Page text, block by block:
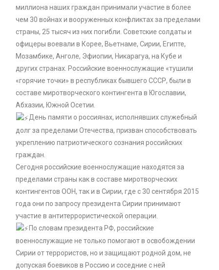
миллиона наших граждан принимали участие в более
чем 30 войнах и вооруженных конфликтах за пределами
страны, 25 тысяч из них погибли. Советские солдаты и
офицеры воевали в Корее, Вьетнаме, Сирии, Египте,
Мозамбике, Анголе, Эфиопии, Никарагуа, на Кубе и
других странах. Российские военнослужащие «тушили
«горячие точки» в республиках бывшего СССР, были в
составе миротворческого контингента в Югославии,
Абхазии, Южной Осетии.
День памяти о россиянах, исполнявших служебный
долг за пределами Отечества, призван способствовать
укреплению патриотического сознания российских
граждан.
Сегодня российские военнослужащие находятся за
пределами страны как в составе миротворческих
контингентов ООН, так и в Сирии, где с 30 сентября 2015
года они по запросу президента Сирии принимают
участие в антитеррористической операции.
По словам президента РФ, российские
военнослужащие не только помогают в освобождении
Сирии от террористов, но и защищают родной дом, не
допуская боевиков в Россию и соседние с ней